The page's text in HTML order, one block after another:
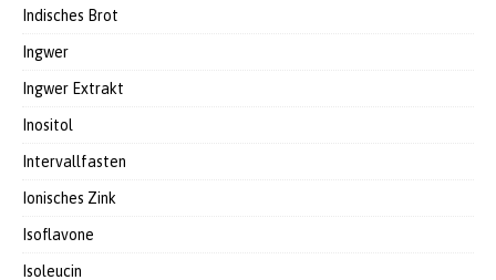
Indisches Brot
Ingwer
Ingwer Extrakt
Inositol
Intervallfasten
Ionisches Zink
Isoflavone
Isoleucin